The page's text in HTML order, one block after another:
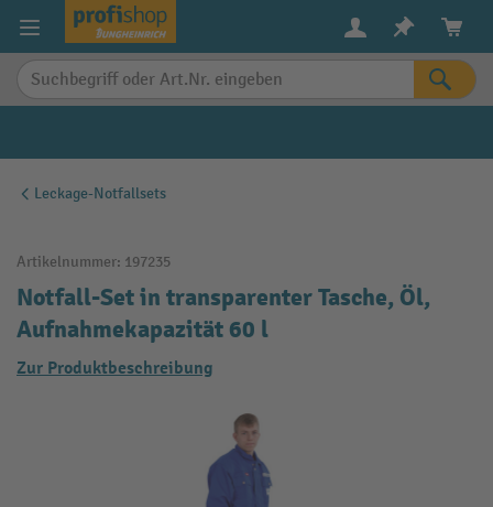
springen
Leckage-Notfallsets
Artikelnummer: 197235
Notfall-Set in transparenter Tasche, Öl,
Aufnahmekapazität 60 l
Zur Produktbeschreibung